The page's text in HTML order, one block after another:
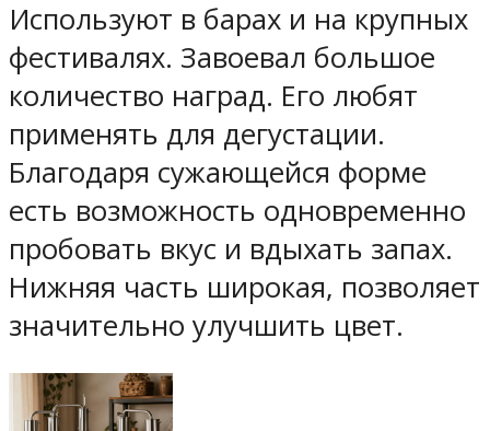
Используют в барах и на крупных
фестивалях. Завоевал большое
количество наград. Его любят
применять для дегустации.
Благодаря сужающейся форме
есть возможность одновременно
пробовать вкус и вдыхать запах.
Нижняя часть широкая, позволяет
значительно улучшить цвет.